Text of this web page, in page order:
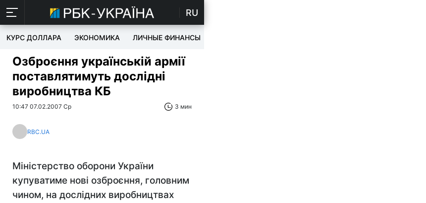
RU
КУРС ДОЛЛАРА ЭКОНОМИКА ЛИЧНЫЕ ФИНАНСЫ
Озброєння українській армії
поставлятимуть дослідні
виробництва КБ
10:47 07.02.2007 Ср 3 мин
RBC.UA
Міністерство оборони України
купуватиме нові озброєння, головним
чином, на дослідних виробництвах